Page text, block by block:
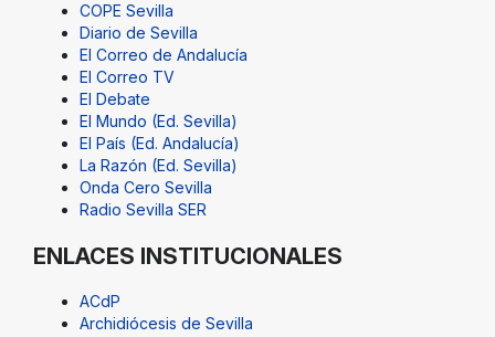
COPE Sevilla
Diario de Sevilla
El Correo de Andalucía
El Correo TV
El Debate
El Mundo (Ed. Sevilla)
El País (Ed. Andalucía)
La Razón (Ed. Sevilla)
Onda Cero Sevilla
Radio Sevilla SER
ENLACES INSTITUCIONALES
ACdP
Archidiócesis de Sevilla